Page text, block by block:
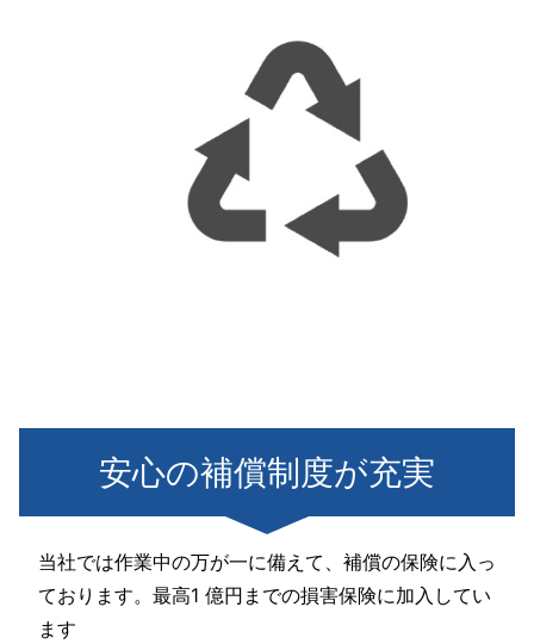
安心の補償制度が充実
当社では作業中の万が一に備えて、補償の保険に入っ
ております。最高1 億円までの損害保険に加入してい
ます